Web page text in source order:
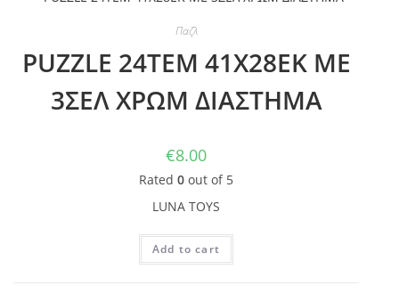
Παζλ
PUZZLE 24TEM 41Χ28ΕΚ ΜΕ
3ΣΕΛ ΧΡΩΜ ΔΙΑΣΤΗΜΑ
€8.00
Rated 0 out of 5
LUNA TOYS
Add to cart